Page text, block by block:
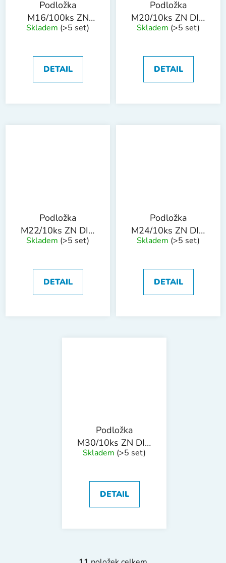
Podložka
M16/100ks ZN
DIN 440R
Skladem (>5 set)
DETAIL
Podložka
M20/10ks ZN DIN
440R
Skladem (>5 set)
DETAIL
Podložka
M22/10ks ZN DIN
440R
Skladem (>5 set)
DETAIL
Podložka
M24/10ks ZN DIN
440R
Skladem (>5 set)
DETAIL
Podložka
M30/10ks ZN DIN
440R
Skladem (>5 set)
DETAIL